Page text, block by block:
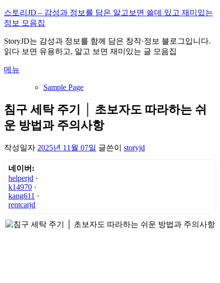
내
용
로
바
가
스토리JD – 감성과 정보를 담은 알고보면 쓸데 있고 재미있는
정보 모음집
StoryJD는 감성과 정보를 함께 담은 창작·정보 블로그입니다.
읽다 보면 유용하고, 알고 보면 재미있는 글 모음집
메뉴
Sample Page
침구 세탁 주기 │ 초보자도 따라하는 쉬
운 방법과 주의사항
작성일자 2025년 11월 07일 글쓴이 storyjd
네이버:
helperjd ·
k14970 ·
kang611 ·
rentcarjd